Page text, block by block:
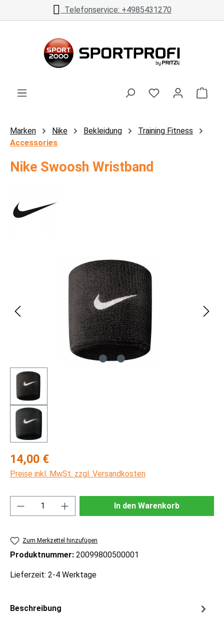
Zum Hauptinhalt springenTelefonservice: +4985431270
Marken Nike Bekleidung
Training Fitness
Accessories
Nike Swoosh Wristband
Bildergalerie überspringen
Regulärer Preis:
14,00 €
Preise inkl. MwSt. zzgl. Versandkosten
Produkt Anzahl: Gib den gewünschten
In den Warenkorb
Zum Merkzettel hinzufügen
Produktnummer: 20099800500001
Lieferzeit: 2-4 Werktage
Beschreibung